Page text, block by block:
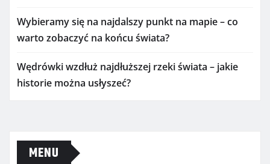
Wybieramy się na najdalszy punkt na mapie – co
warto zobaczyć na końcu świata?
Wędrówki wzdłuż najdłuższej rzeki świata – jakie
historie można usłyszeć?
MENU